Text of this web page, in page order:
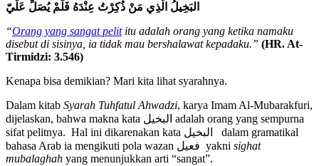
البَخِيلُ الَّذِي مَنْ ذُكِرْتُ عِنْدَهُ فَلَمْ يُصَلِّ عَلَيّ
“Orang yang sangat pelititu adalah orang yang ketika namaku
disebut di sisinya, ia tidak mau bershalawat kepadaku.” (HR. At-
Tirmidzi: 3.546)
Kenapa bisa demikian? Mari kita lihat syarahnya.
Dalam kitab Syarah Tuhfatul Ahwadzi, karya Imam Al-Mubarakfuri,
dijelaskan, bahwa makna kata البخيل adalah orang yang sempurna
sifat pelitnya. Hal ini dikarenakan kata البخيل dalam gramatikal
bahasa Arab ia mengikuti pola wazan فعيل yakni sighat
mubalaghah yang menunjukkan arti “sangat”.